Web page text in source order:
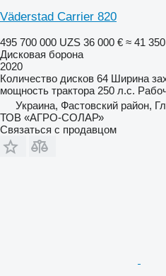
Väderstad Carrier 820
495 700 000 UZS 36 000 € ≈ 41
Дисковая борона
2020
Количество дисков 64 Ширина
мощность трактора 250 л.с.
Украина, Фастовский район,
ТОВ «АГРО-СОЛАР»
Связаться с продавцом